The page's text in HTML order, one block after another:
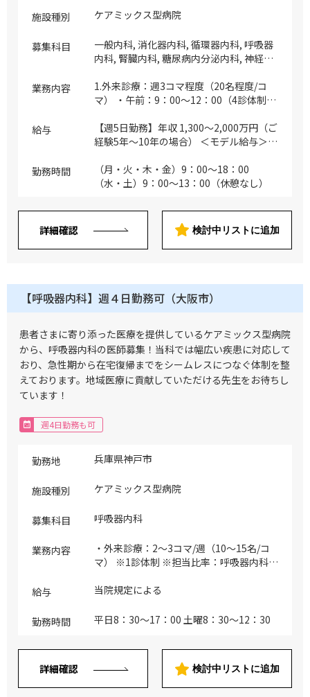
施設種別 ケアミックス型病院
募集科目
一般内科, 消化器内科, 循環器内科, 呼吸器
内科, 腎臓内科, 糖尿病内分泌内科, 神経内
業務内容
1.外来診療：週3コマ程度（20名程度/コ
マ） ・午前：9：00～12：00（4診体制）
専門科以外の初診、再診も診察していただ
きます ※専門外来の開設については応相
養、回復期リハビリテーション）：15名
程度（主治医制） ※主に一般・地域包括
話対応のみ 3.救急対応：主にかかりつけや
訪問診療の患者様（月数件） 4.ワクチン接
種：主は外来診療中（行政からの依頼があ
れば別枠で施行） 5.宿直、早出、残り番
医の場合、出発から業務開始時間まで ※
残り番：当直が非常勤医の場合、業務終了
給与
【週5日勤務】年収 1,300～2,000万円（ご
経験5年～10年の場合） ＜モデル給与＞固
目の場合）年収 1,300～1,600万円 （ご
経験10年目の場合）年収 1,600～2,000万
（ご経験5年～10年の場合） ＜モデル給与
＞固定残業代（月30時間分）含む （ご経
験5年目の場合）年収 1,040～1,280万円
（ご経験10年目の場合）年収 1,280～
物評価、業務内容詳細、個々スキルに応じ
て最終決定させていただきます ※賞与無
勤務時間
（月・火・木・金）9：00～18：00
（水・土）9：00～13：00（休憩なし）
詳細確認 検討中リストに追加
【呼吸器内科】週４日勤務可（大阪市）
患者さまに寄り添った医療を提供しているケアミックス型病院
から、呼吸器内科の医師募集！当科では幅広い疾患に対応して
おり、急性期から在宅復帰までをシームレスにつなぐ体制を整
えております。地域医療に貢献していただける先生をお待ちし
ています！
週4日勤務も可
勤務地 兵庫県神戸市
施設種別 ケアミックス型病院
募集科目 呼吸器内科
業務内容
・外来診療：2～3コマ/週（10～15名/コ
マ） ※1診体制 ※担当比率：呼吸器内科
呼吸器疾患、気道閉塞性疾患、アレルギー
肺血管性病変、胸膜疾患、呼吸不全、その
療養病棟 ※主な疾患：感染性呼吸器疾
患、気道閉塞性疾患、アレルギー性肺疾
患、間質性肺疾患、腫瘍性肺疾患、肺血管
給与 当院規定による
勤務時間 平日8：30～17：00 土曜8：30～12：30
詳細確認 検討中リストに追加